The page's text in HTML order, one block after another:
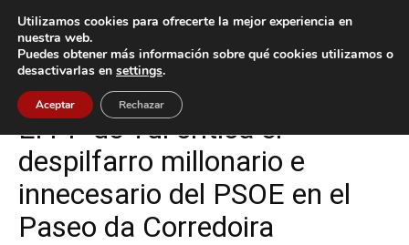
Inicio Cultura / Ocio
Cultura / Ocio Tui
El PP de Tui critica el
despilfarro millonario e
innecesario del PSOE en el
Paseo da Corredoira
Utilizamos cookies para ofrecerte la mejor experiencia en
nuestra web.
Puedes obtener más información sobre qué cookies utilizamos o
desactivarlas en settings.
Aceptar Rechazar